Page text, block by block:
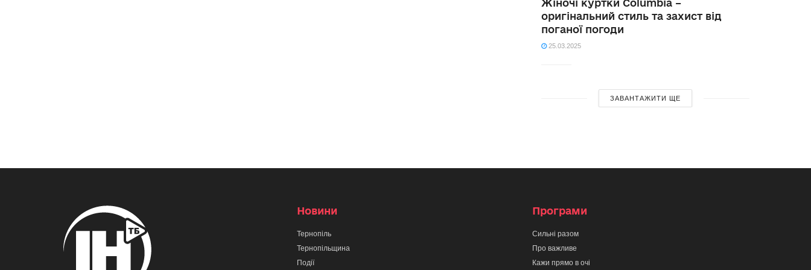
Жіночі куртки Columbia –
оригінальний стиль та захист від
поганої погоди
25.03.2025
ЗАВАНТАЖИТИ ЩЕ
Новини
Тернопіль
Тернопільщина
Події
Програми
Сильні разом
Про важливе
Кажи прямо в очі